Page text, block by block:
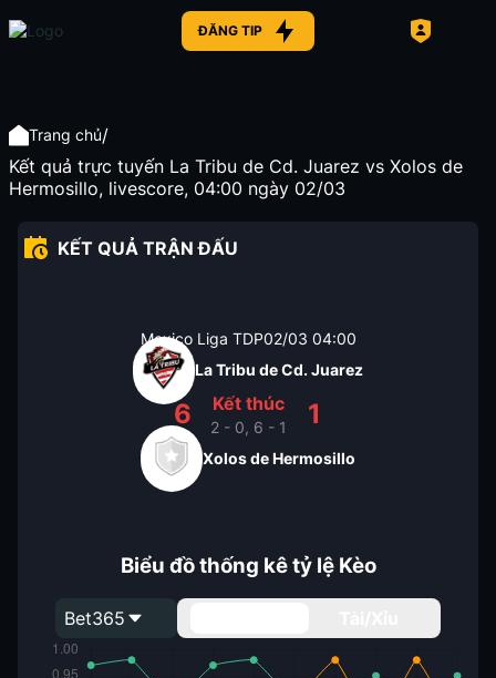
ĐĂNG TIP
Trang chủ/
Kết quả trực tuyến La Tribu de Cd. Juarez vs Xolos de
Hermosillo, livescore, 04:00 ngày 02/03
KẾT QUẢ TRẬN ĐẤU
Mexico Liga TDP02/03 04:00
La Tribu de Cd. Juarez
6 Kết thúc
2 - 0, 6 - 1 1
Xolos de Hermosillo
Biểu đồ thống kê tỷ lệ Kèo
Bet365